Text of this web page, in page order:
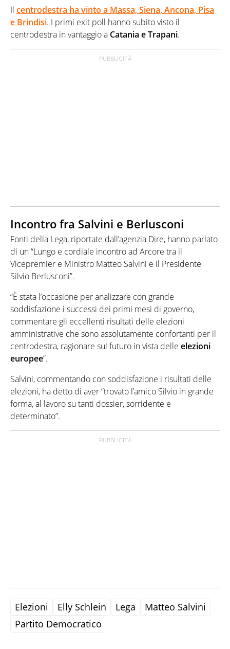
Il centrodestra ha vinto a Massa, Siena, Ancona, Pisa
e Brindisi. I primi exit poll hanno subito visto il
centrodestra in vantaggio a Catania e Trapani.
Incontro fra Salvini e Berlusconi
Fonti della Lega, riportate dall’agenzia Dire, hanno parlato
di un “Lungo e cordiale incontro ad Arcore tra il
Vicepremier e Ministro Matteo Salvini e il Presidente
Silvio Berlusconi”.
“È stata l’occasione per analizzare con grande
soddisfazione i successi dei primi mesi di governo,
commentare gli eccellenti risultati delle elezioni
amministrative che sono assolutamente confortanti per il
centrodestra, ragionare sul futuro in vista delle elezioni
europee”.
Salvini, commentando con soddisfazione i risultati delle
elezioni, ha detto di aver “trovato l’amico Silvio in grande
forma, al lavoro su tanti dossier, sorridente e
determinato”.
Elezioni Elly Schlein Lega
Matteo Salvini
Partito Democratico